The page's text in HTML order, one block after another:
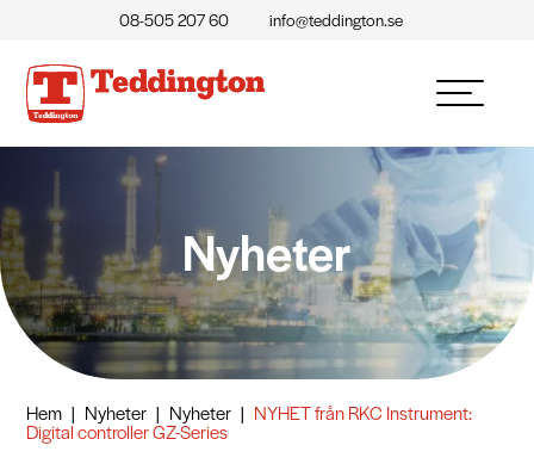
08-505 207 60 info@teddington.se
Nyheter
Hem | Nyheter | Nyheter | NYHET från RKC Instrument:
Digital controller GZ-Series